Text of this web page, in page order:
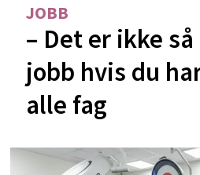
JOBB
– Det er ikke
jobb hvis du
alle fag